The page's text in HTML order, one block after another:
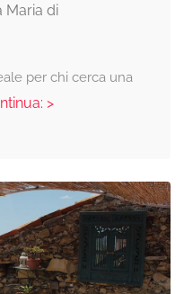
Maria di
per chi cerca una
>